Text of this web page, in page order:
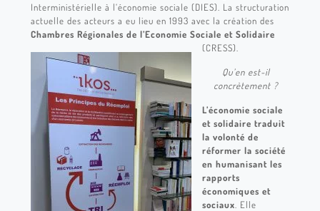
Interministérielle à l‘économie sociale (DIES). La structuration
actuelle des acteurs a eu lieu en 1993 avec la création des
Chambres Régionales de l’Economie Sociale et Solidaire
(CRESS).
Qu’en est-il
concrètement ?
L’économie sociale
et solidaire traduit
la volonté de
réformer la société
en humanisant les
rapports
économiques et
sociaux . Elle